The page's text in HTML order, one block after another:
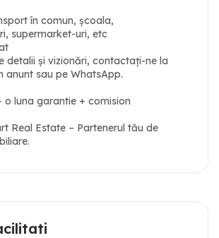
în comun, școala,
supermarket-uri, etc
detalii și vizionări, contactați-ne la
anunt sau pe WhatsApp.
o luna garantie + comision
Real Estate – Partenerul tău de